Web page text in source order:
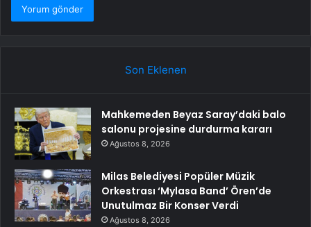
Son Eklenen
Mahkemeden Beyaz Saray’daki balo
salonu projesine durdurma kararı
Ağustos 8, 2026
Milas Belediyesi Popüler Müzik
Orkestrası ‘Mylasa Band’ Ören’de
Unutulmaz Bir Konser Verdi
Ağustos 8, 2026